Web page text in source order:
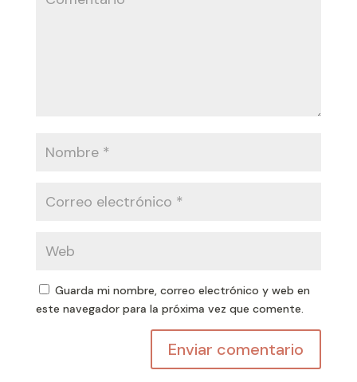
Guarda mi nombre, correo electrónico y web en
este navegador para la próxima vez que comente.